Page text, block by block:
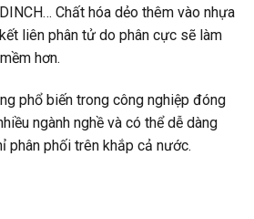
Chất hóa dẻo thêm vào nhựa
liên phân tử do phân cực sẽ làm
hơn.
phổ biến trong công nghiệp đóng
ngành nghề và có thể dễ dàng
phân phối trên khắp cả nước.